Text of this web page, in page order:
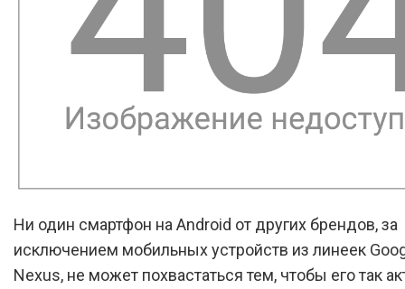
Ни один смартфон на Android от других брендов, за
исключением мобильных устройств из линеек
Nexus, не может похвастаться тем, чтобы его так